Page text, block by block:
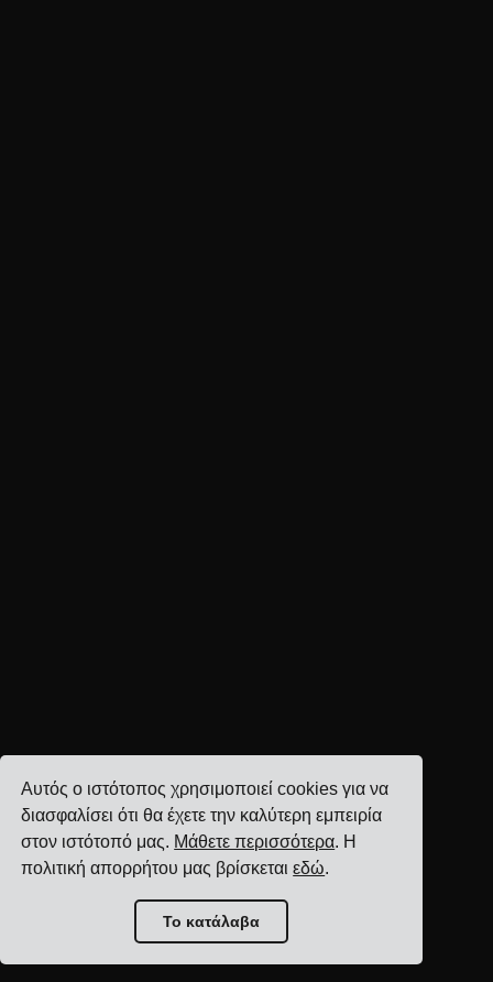
Αυτός ο ιστότοπος χρησιμοποιεί cookies για να
διασφαλίσει ότι θα έχετε την καλύτερη εμπειρία
στον ιστότοπό μας. Μάθετε περισσότερα. Η
πολιτική απορρήτου μας βρίσκεταιεδώ.
Το κατάλαβα